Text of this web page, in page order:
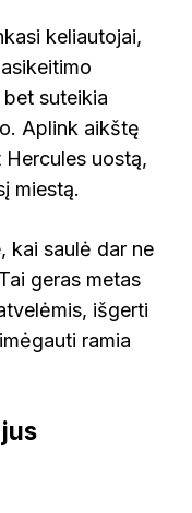
keliautojai,
suteikia
Aplink aikštę
uostą,
miestą.
kai saulė dar ne
geras metas
išgerti
ramia